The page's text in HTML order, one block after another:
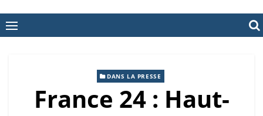
DANS LA PRESSE
France 24 : Haut-